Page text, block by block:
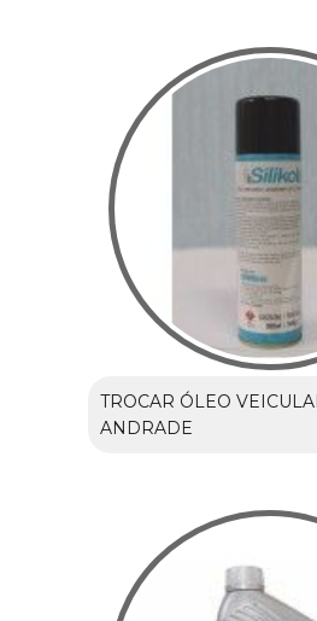
TROCAR ÓLEO
ANDRADE